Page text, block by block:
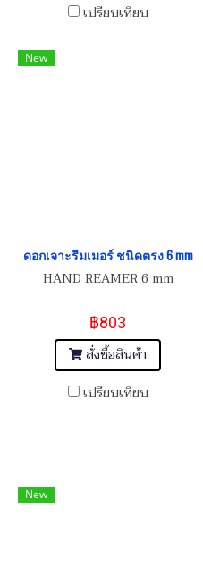
เปรียบเทียบ
New
ดอกเจาะรีมเมอร์ ชนิดตรง 6 mm
HAND REAMER 6 mm
฿803
สั่งซื้อสินค้า
เปรียบเทียบ
New